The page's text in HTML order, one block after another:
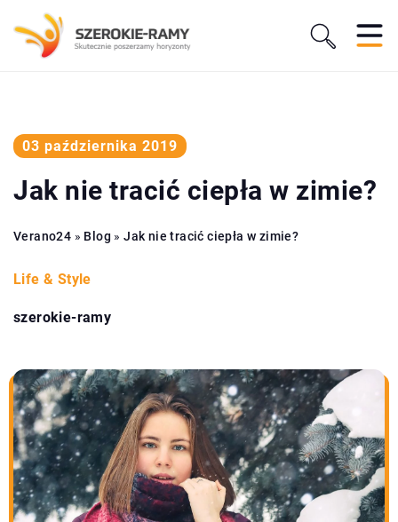
03 października 2019
Jak nie tracić ciepła w zimie?
Verano24 » Blog »Jak nie tracić ciepła w zimie?
Life & Style
szerokie-ramy